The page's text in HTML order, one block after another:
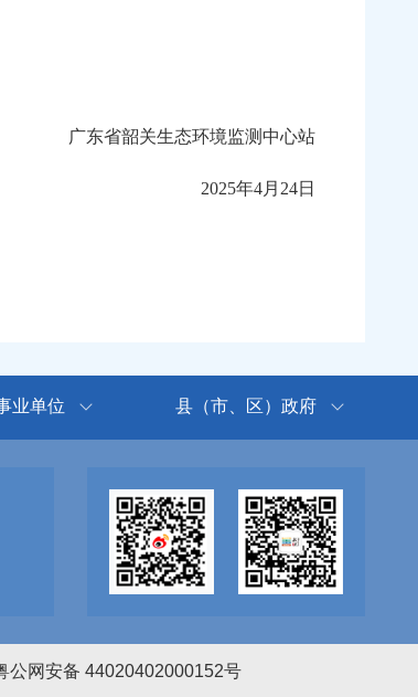
广东省韶关生态环境监测中心站
2025年4月24日
业单位 县（市、区）政府
公网安备 44020402000152号